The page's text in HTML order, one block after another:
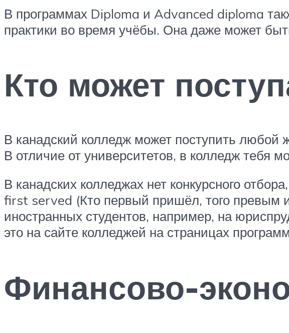
В программах Diploma и Advanced diploma
практики во время учёбы. Она даже может
Кто может
В канадский колледж может поступить
В отличие от университетов, в колледж тебя
В канадских колледжах нет конкурсного
first served (Кто первый пришёл, того превым
иностранных студентов, например, на
это на сайте колледжей на страницах
Финансово-